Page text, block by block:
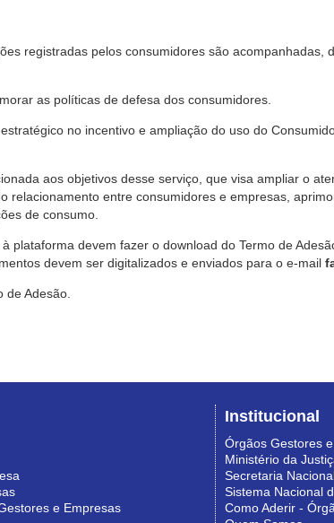
registradas pelos consumidores são
as políticas de defesa dos consumidores.
no incentivo e ampliação do uso do
aos objetivos desse serviço, que visa ampliar o
relacionamento entre consumidores e empresas,
de consumo.
plataforma devem fazer o download do Termo de
devem ser digitalizados e enviados para o e-mail
de Adesão.
e Empresas
Institucional
Órgãos Gestores
Ministério da
Secretaria
Sistema Nacional
Como Aderir -